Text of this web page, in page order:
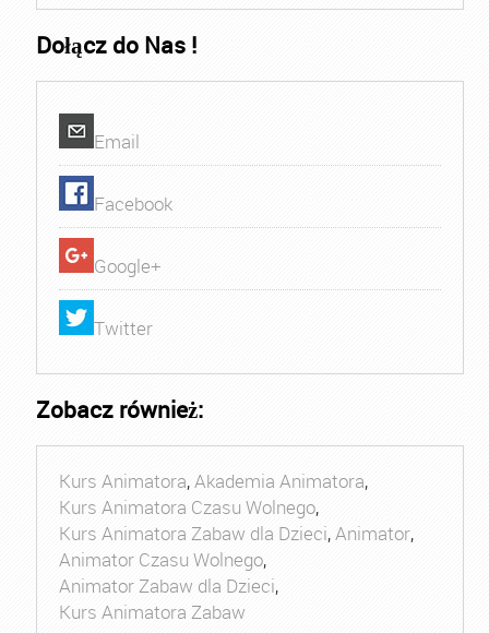
Dołącz do Nas !
Email
Facebook
Google+
Twitter
Zobacz również:
Kurs Animatora,Akademia Animatora,
Kurs Animatora Czasu Wolnego,
Kurs Animatora Zabaw dla Dzieci,Animator,
Animator Czasu Wolnego,
Animator Zabaw dla Dzieci,
Kurs Animatora Zabaw